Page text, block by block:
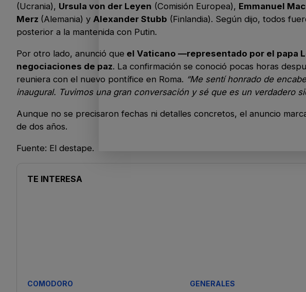
(Ucrania), Ursula von der Leyen (Comisión Europea), Emmanuel
Merz (Alemania) y Alexander Stubb (Finlandia). Según dijo, todos
posterior a la mantenida con Putin.
Por otro lado, anunció que el Vaticano —representado por el papa
negociaciones de paz. La confirmación se conoció pocas horas
reuniera con el nuevo pontífice en Roma. “Me sentí honrado de
inaugural. Tuvimos una gran conversación y sé que es un verdadero
Aunque no se precisaron fechas ni detalles concretos, el anuncio
de dos años.
Fuente: El destape.
TE INTERESA
COMODORO GENERALES